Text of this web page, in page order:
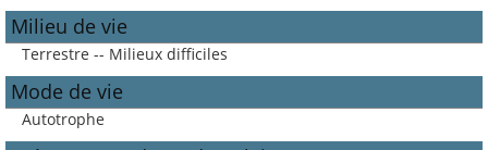
Milieu de vie
Terrestre -- Milieux difficiles
Mode de vie
Autotrophe